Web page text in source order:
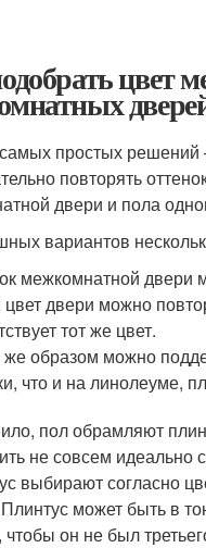
цвет
простых решений
повторять
двери и пола
вариантов
межкомнатной двери
двери можно
тот же цвет.
образом можно
что и на линолеуме,
пол обрамляют
не совсем идеально
выбирают согласно
может быть в
чтобы он не был